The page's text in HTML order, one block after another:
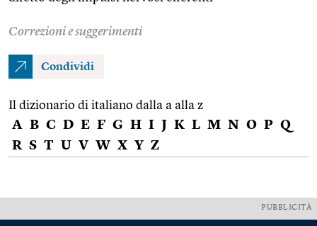
Correzioni e suggerimenti
Condividi
Il dizionario di italiano dalla a alla z
A B C D E F G H I J K L M N O P Q
R S T U V W X Y Z
PUBBLICITÀ